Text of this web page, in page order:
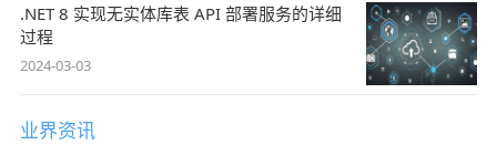
.NET 8 实现无实体库表 API 部署服务的详细
过程
2024-03-03
业界资讯